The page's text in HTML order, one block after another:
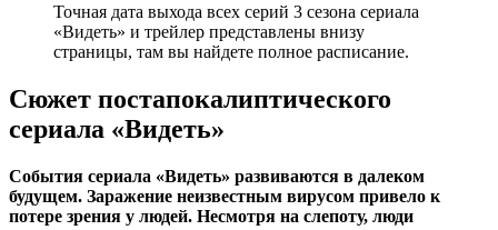
Точная дата выхода всех серий 3 сезона сериала
«Видеть» и трейлер представлены внизу
страницы, там вы найдете полное расписание.
Сюжет постапокалиптического
сериала «Видеть»
События сериала «Видеть» развиваются в далеком
будущем. Заражение неизвестным вирусом привело к
потере зрения у людей. Несмотря на слепоту, люди